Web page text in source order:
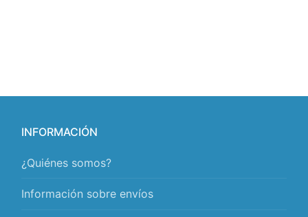
INFORMACIÓN
¿Quiénes somos?
Información sobre envíos